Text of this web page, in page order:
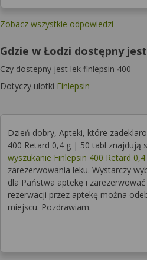
Zobacz wszystkie odpowiedzi
Gdzie w Łodzi dostępny
Czy dostepny jest lek finlepsin 400
Dotyczy ulotki Finlepsin
Dzień dobry, Apteki, które
400 Retard 0,4 g | 50 tabl znajdują
wyszukanie Finlepsin 400 Retard
zarezerwowania leku. Wystarczy
dla Państwa aptekę i
rezerwacji przez aptekę można
miejscu. Pozdrawiam.